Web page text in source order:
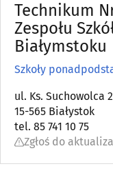
Kursy
Przedszkola(99)
Szkoły artystyczne
Szkoły jazdy(18)
Technikum
Zespołu
Białymstoku
Szkoły
ul. Ks. Suchowolca
15-565 Białystok
tel. 85 741 10 75
Zgłoś do